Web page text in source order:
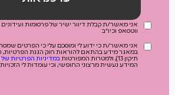
ווטסאפ וכיו"ב
אני מאשר/ת כי ידוע לי ומוסכם עלי כי הפרטים
תיקון 13), ולמטרות המפורטות
במדיניות הפרטיות
המידע נעשית מרצוני החופשי, וכי עומדות לי